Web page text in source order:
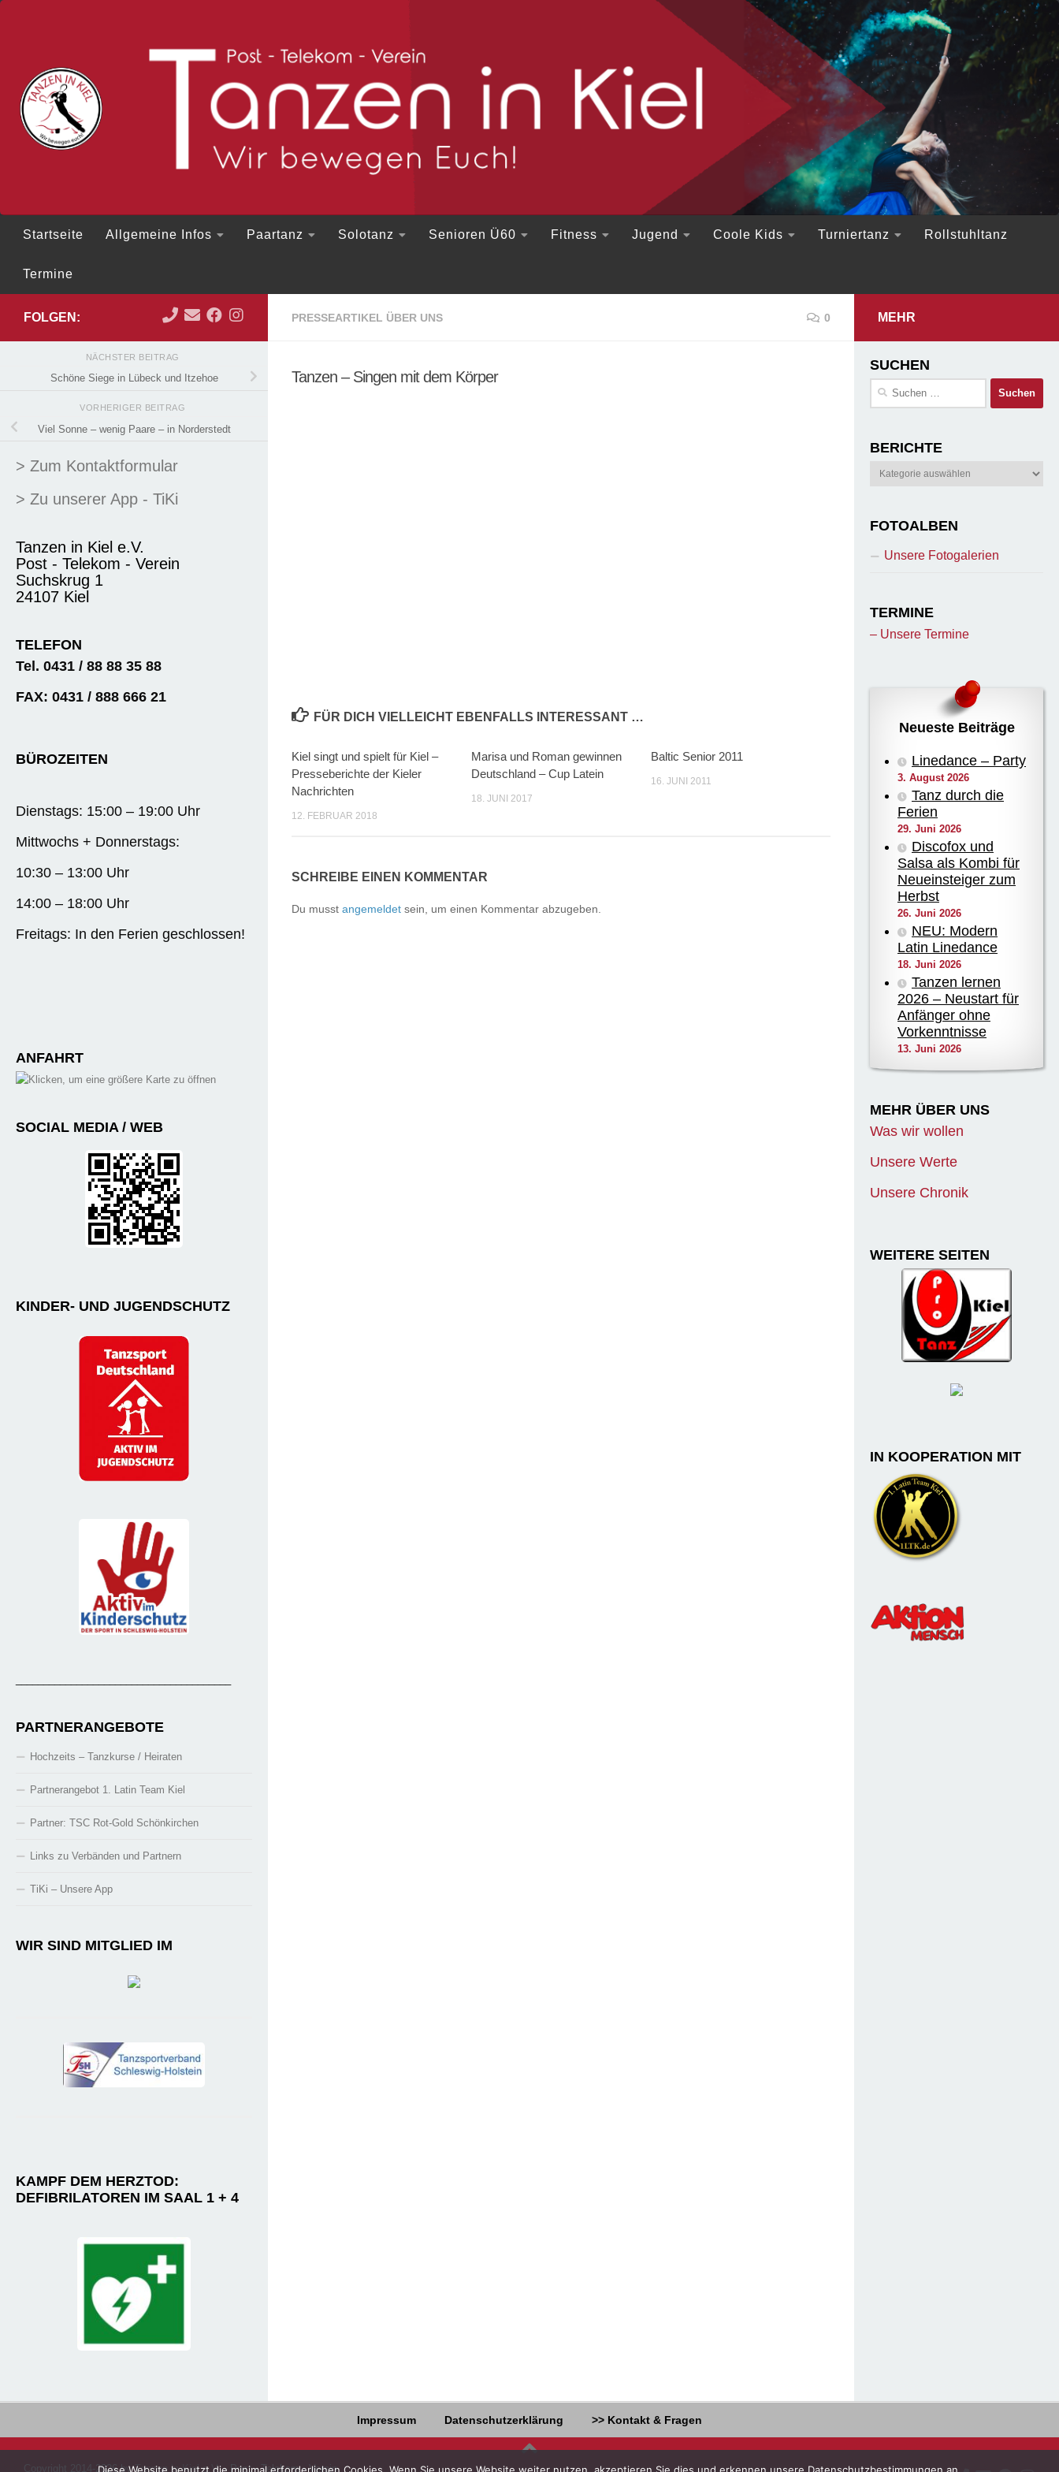
Startseite Allgemeine Infos Paartanz Solotanz Senioren Ü60 Fitness Jugend Coole Kids Turniertanz Rollstuhltanz
Termine
PRESSEARTIKEL ÜBER UNS 0
Tanzen – Singen mit dem Körper
FÜR DICH VIELLEICHT EBENFALLS INTERESSANT …
Kiel singt und spielt für Kiel –
Presseberichte der Kieler
Nachrichten
12. FEBRUAR 2018
Marisa und Roman gewinnen
Deutschland – Cup Latein
18. JUNI 2017
Baltic Senior 2011
16. JUNI 2011
SCHREIBE EINEN KOMMENTAR
Du musst angemeldet sein, um einen Kommentar abzugeben.
FOLGEN:
NÄCHSTER BEITRAG
Schöne Siege in Lübeck und Itzehoe
VORHERIGER BEITRAG
Viel Sonne – wenig Paare – in Norderstedt
> Zum Kontaktformular
> Zu unserer App - TiKi
Tanzen in Kiel e.V.
Post - Telekom - Verein
Suchskrug 1
24107 Kiel
TELEFON
Tel. 0431 / 88 88 35 88
FAX: 0431 / 888 666 21
BÜROZEITEN
Dienstags: 15:00 – 19:00 Uhr
Mittwochs + Donnerstags:
10:30 – 13:00 Uhr
14:00 – 18:00 Uhr
Freitags: In den Ferien geschlossen!
ANFAHRT
SOCIAL MEDIA / WEB
KINDER- UND JUGENDSCHUTZ
PARTNERANGEBOTE
Hochzeits – Tanzkurse / Heiraten
Partnerangebot 1. Latin Team Kiel
Partner: TSC Rot-Gold Schönkirchen
Links zu Verbänden und Partnern
TiKi – Unsere App
WIR SIND MITGLIED IM
KAMPF DEM HERZTOD:
DEFIBRILATOREN IM SAAL 1 + 4
MEHR
SUCHEN
Suchen
BERICHTE
Berichte
FOTOALBEN
Unsere Fotogalerien
TERMINE
– Unsere Termine
Neueste Beiträge
Linedance – Party
3. August 2026
Tanz durch die
Ferien
29. Juni 2026
Discofox und
Salsa als Kombi für
Neueinsteiger zum
Herbst
26. Juni 2026
NEU: Modern
Latin Linedance
18. Juni 2026
Tanzen lernen
2026 – Neustart für
Anfänger ohne
Vorkenntnisse
13. Juni 2026
MEHR ÜBER UNS
Was wir wollen
Unsere Werte
Unsere Chronik
WEITERE SEITEN
IN KOOPERATION MIT
Impressum Datenschutzerklärung >> Kontakt & Fragen
Copyright 2014-2026 byTanzen in Kiel e.V.- Post - Telekom - Verein